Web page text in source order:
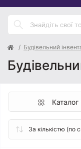
Будівельний
Каталог